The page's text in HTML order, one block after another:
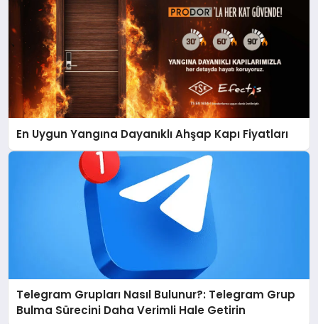
En Uygun Yangına Dayanıklı Ahşap Kapı Fiyatları
Telegram Grupları Nasıl Bulunur?: Telegram Grup
Bulma Sürecini Daha Verimli Hale Getirin